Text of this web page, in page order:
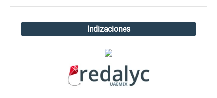
Indizaciones